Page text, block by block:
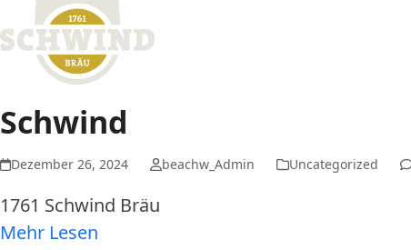
Schwind
Dezember 26, 2024 beachw_Admin Uncategorized
1761 Schwind Bräu
Mehr Lesen